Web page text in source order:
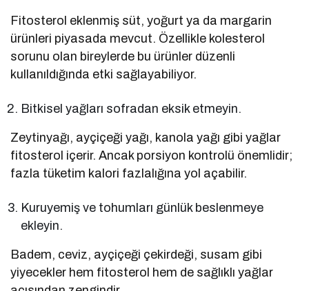
Fitosterol eklenmiş süt, yoğurt ya da margarin
ürünleri piyasada mevcut. Özellikle kolesterol
sorunu olan bireylerde bu ürünler düzenli
kullanıldığında etki sağlayabiliyor.
Bitkisel yağları sofradan eksik etmeyin.
Zeytinyağı, ayçiçeği yağı, kanola yağı gibi yağlar
fitosterol içerir. Ancak porsiyon kontrolü önemlidir;
fazla tüketim kalori fazlalığına yol açabilir.
Kuruyemiş ve tohumları günlük beslenmeye
ekleyin.
Badem, ceviz, ayçiçeği çekirdeği, susam gibi
yiyecekler hem fitosterol hem de sağlıklı yağlar